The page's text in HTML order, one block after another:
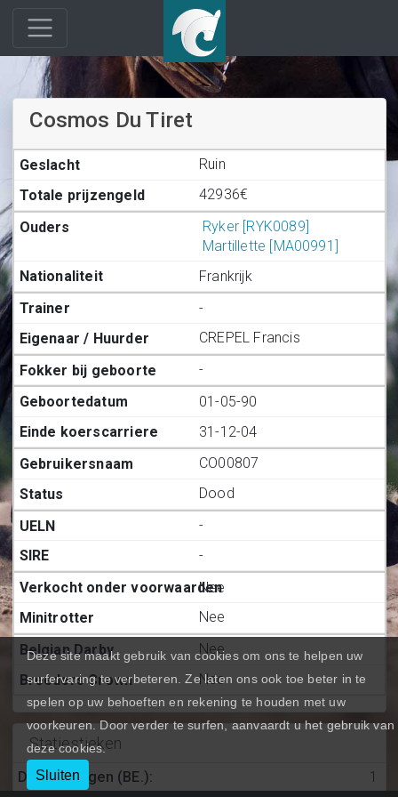
Cosmos Du Tiret
Ruin
42936€
Ryker [RYK0089]
Martillette [MA00991]
Frankrijk
-
CREPEL Francis
-
01-05-90
31-12-04
CO00807
Dood
-
-
Nee
Nee
Nee
Nee
Statiestieken
Deelnemingen (BE.): 1
Deze site maakt gebruik van cookies om ons te helpen uw
surfervaring te verbeteren. Ze laten ons ook toe beter in te
spelen op uw behoeften en rekening te houden met uw
voorkeuren. Door verder te surfen, aanvaardt u het gebruik van
deze cookies.
Sluiten